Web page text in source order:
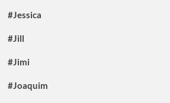
#Jessica
#Jill
#Jimi
#Joaquim